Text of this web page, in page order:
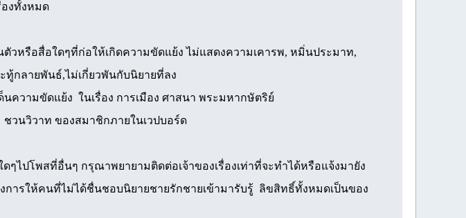
งทั้งหมด
วหรือสื่อใดๆที่ก่อให้เกิดความขัดแย้ง ไม่แสดงความเคารพ, หมิ่นประมาท,
ทู้กลายพันธ์,ไม่เกี่ยวพันกับนิยายที่ลง
วามขัดแย้ง ในเรื่อง การเมือง ศาสนา พระมหากษัตริย์
วนวิวาท ของสมาชิกภายในเวปบอร์ด
ไปโพสที่อื่นๆ กรุณาพยายามติดต่อเจ้าของเรื่องเท่าที่จะทำได้หรือแจ้งมายัง
การให้คนที่ไม่ได้ชื่นชอบนิยายชายรักชายเข้ามารับรู้ ลิขสิทธิ์ทั้งหมดเป็นของ